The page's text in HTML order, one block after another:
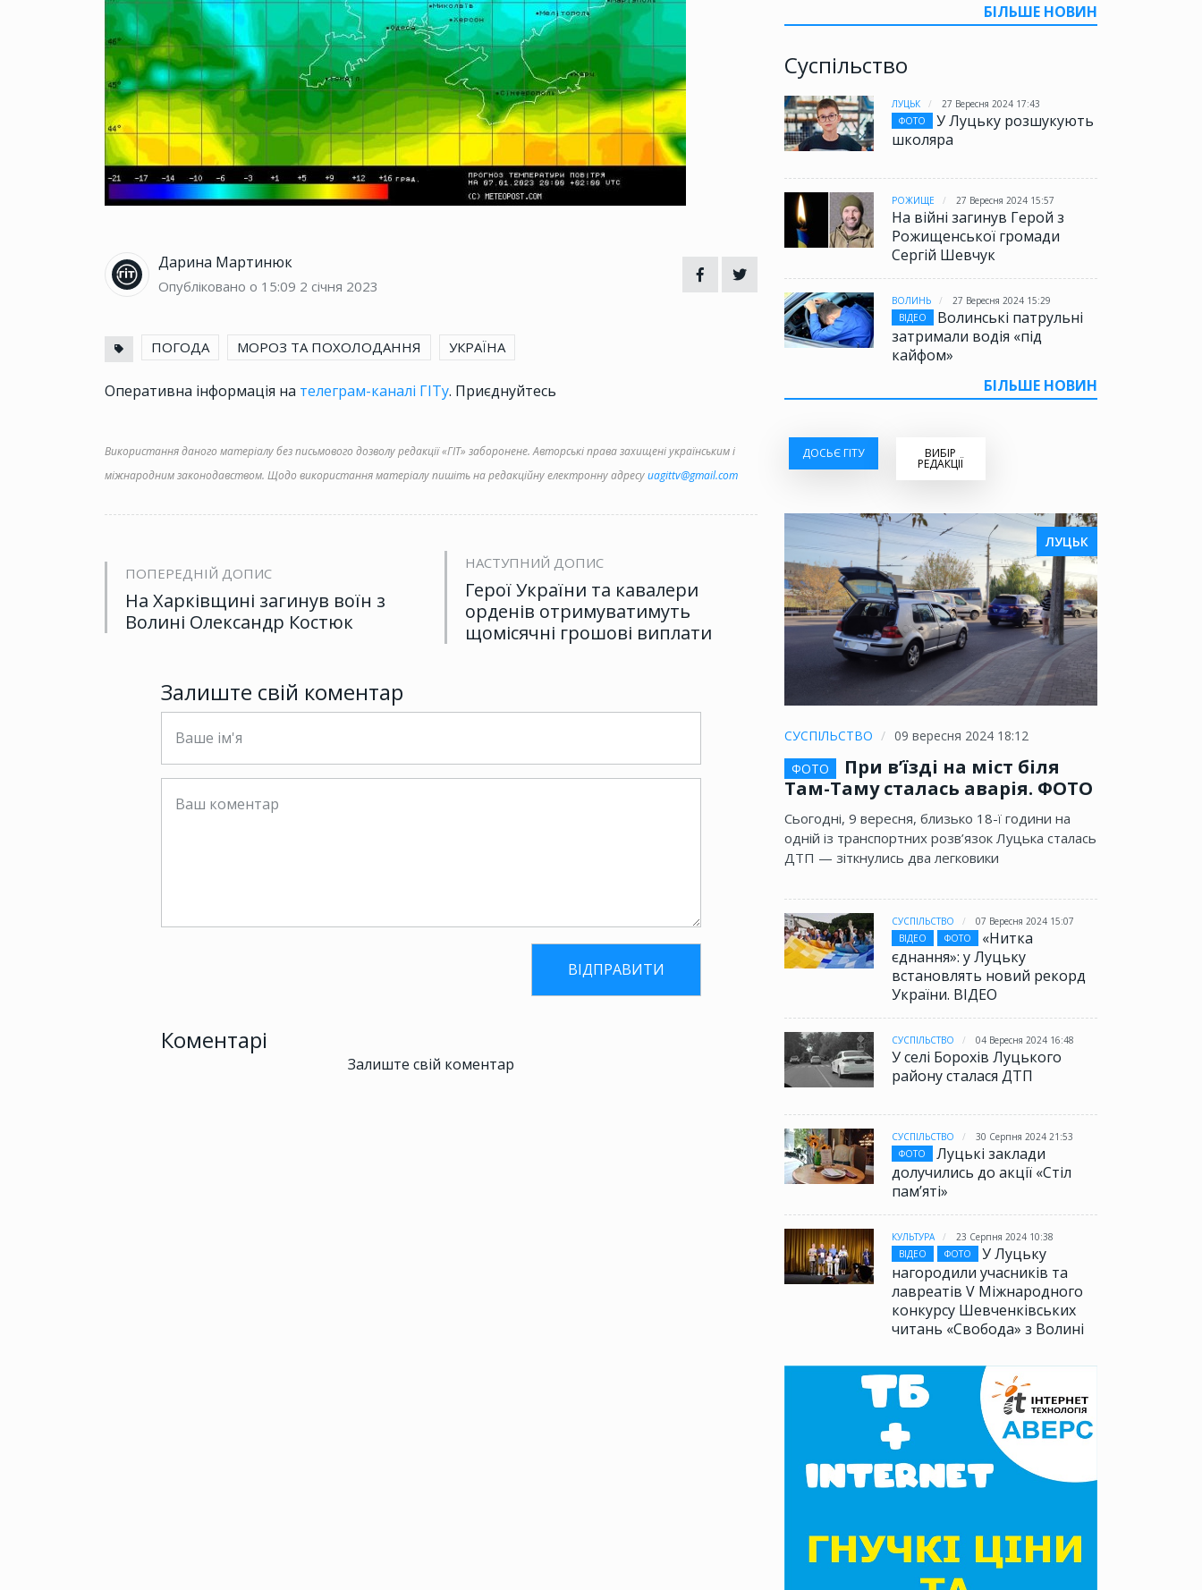
БІЛЬШЕ НОВИН
Суспільство
ЛУЦЬК
27 Вересня 2024 17:43
ФОТО
У Луцьку розшукують
школяра
РОЖИЩЕ 27 Вересня 2024 15:57
На війні загинув Герой з
Рожищенської громади
Сергій Шевчук
ВОЛИНЬ
27 Вересня 2024 15:29
ВІДЕО
Волинські патрульні
затримали водія «під
кайфом»
БІЛЬШЕ НОВИН
ДОСЬЄ ГІТУ ВИБІР
РЕДАКЦІЇ
ЛУЦЬК
СУСПІЛЬСТВО
09 вересня 2024 18:12
ФОТО
При в’їзді на міст біля
Там-Таму сталась аварія. ФОТО
Сьогодні, 9 вересня, близько 18-ї години на
одній із транспортних розв’язок Луцька сталась
ДТП — зіткнулись два легковики
СУСПІЛЬСТВО
07 Вересня 2024 15:07
ВІДЕО
ФОТО
«Нитка
єднання»: у Луцьку
встановлять новий рекорд
України. ВІДЕО
СУСПІЛЬСТВО 04 Вересня 2024 16:48
У селі Борохів Луцького
району сталася ДТП
СУСПІЛЬСТВО
30 Серпня 2024 21:53
ФОТО
Луцькі заклади
долучились до акції «Стіл
памʼяті»
КУЛЬТУРА
23 Серпня 2024 10:38
ВІДЕО
ФОТО
У Луцьку
нагородили учасників та
лавреатів V Міжнародного
конкурсу Шевченківських
читань «Свобода» з Волині
Дарина Мартинюк
Опубліковано о 15:09 2 січня 2023
ПОГОДА МОРОЗ ТА ПОХОЛОДАННЯ УКРАЇНА
Оперативна інформація на телеграм-каналі ГІТу. Приєднуйтесь
Використання даного матеріалу без письмового дозволу редакції «ГІТ» заборонене. Авторські права захищені українським і
міжнародним законодавством. Щодо використання матеріалу пишіть на редакційну електронну адресуuagittv@gmail.com
ПОПЕРЕДНІЙ ДОПИС
На Харківщині загинув воїн з
Волині Олександр Костюк
НАСТУПНИЙ ДОПИС
Герої України та кавалери
орденів отримуватимуть
щомісячні грошові виплати
Залиште свій коментар
Коментарі
Залиште свій коментар